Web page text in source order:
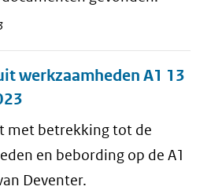
werkzaamheden A1 13
met betrekking tot de
en bebording op de A1
Deventer.